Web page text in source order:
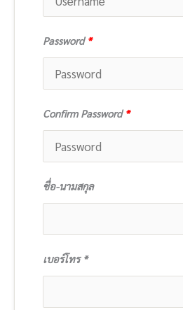
Password *
Confirm Password *
ชื่อ-นามสกุล
เบอร์โทร